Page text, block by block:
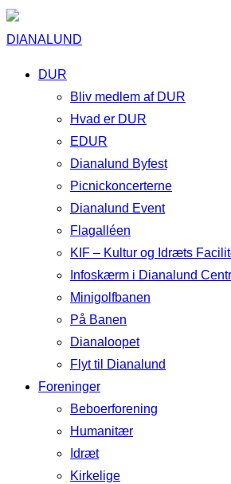
DIANALUND
DUR
Bliv medlem af DUR
Hvad er DUR
EDUR
Dianalund Byfest
Picnickoncerterne
Dianalund Event
Flagalléen
KIF – Kultur og Idræts
Infoskærm i Dianalund
Minigolfbanen
På Banen
Dianaloopet
Flyt til Dianalund
Foreninger
Beboerforening
Humanitær
Idræt
Kirkelige